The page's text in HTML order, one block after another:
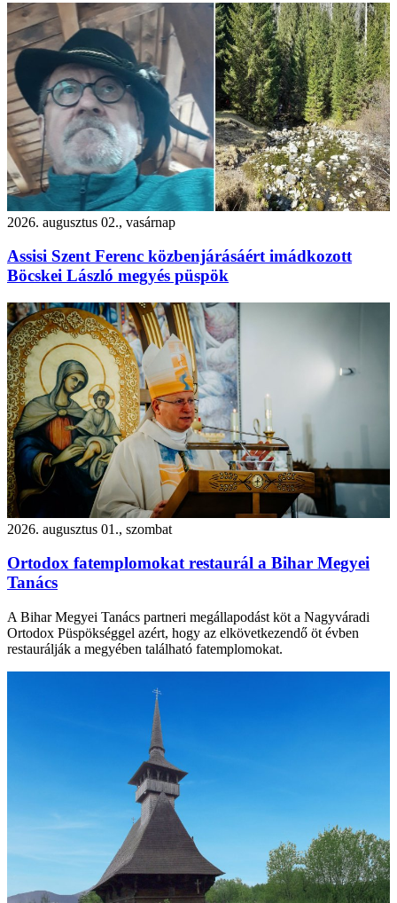
2026. augusztus 02., vasárnap
Assisi Szent Ferenc közbenjárásáért imádkozott
Böcskei László megyés püspök
2026. augusztus 01., szombat
Ortodox fatemplomokat restaurál a Bihar Megyei
Tanács
A Bihar Megyei Tanács partneri megállapodást köt a Nagyváradi
Ortodox Püspökséggel azért, hogy az elkövetkezendő öt évben
restaurálják a megyében található fatemplomokat.